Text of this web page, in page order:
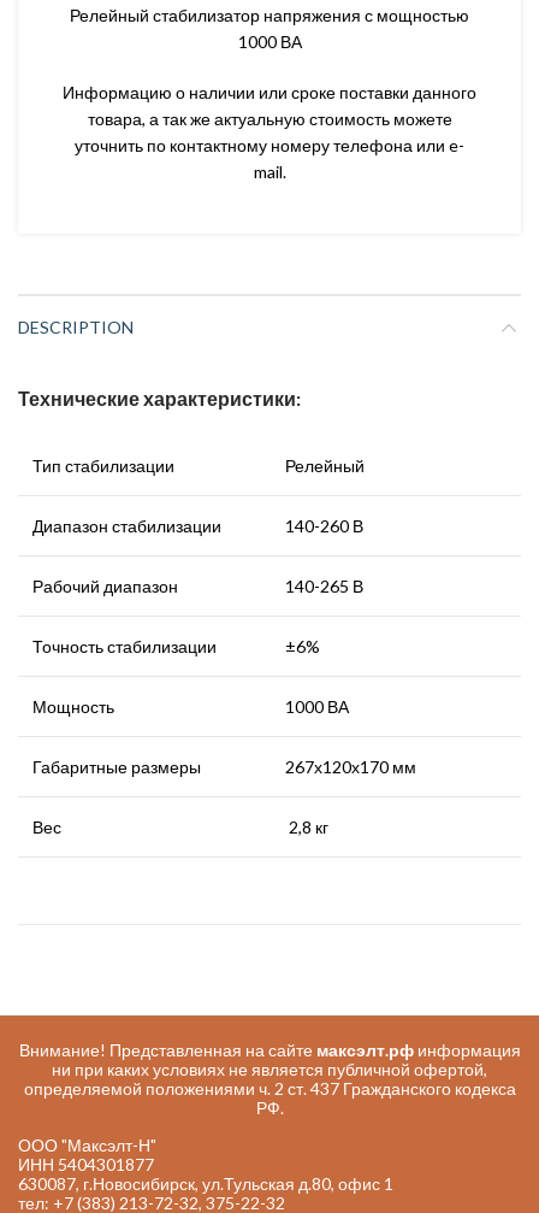
Релейный стабилизатор напряжения с мощностью
1000 ВА
Информацию о наличии или сроке поставки данного
товара, а так же актуальную стоимость можете
уточнить по контактному номеру телефона или e-
mail.
DESCRIPTION
Технические характеристики:
Тип стабилизации Релейный
Диапазон стабилизации 140-260 В
Рабочий диапазон 140-265 В
Точность стабилизации ±6%
Мощность 1000 ВА
Габаритные размеры 267х120х170 мм
Вес 2,8 кг
Внимание! Представленная на сайте максэлт.рфинформация
ни при каких условиях не является публичной офертой,
определяемой положениями ч. 2 ст. 437 Гражданского кодекса
РФ.
ООО "Максэлт-Н"
ИНН 5404301877
630087, г.Новосибирск, ул.Тульская д.80, офис 1
тел: +7 (383) 213-72-32, 375-22-32